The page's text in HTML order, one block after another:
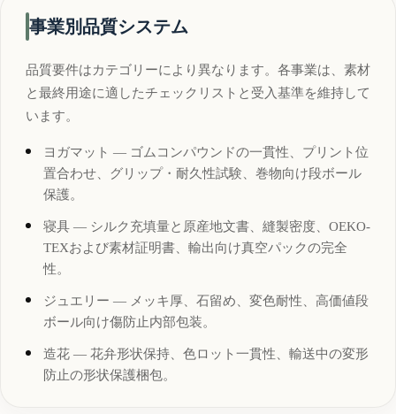
事業別品質システム
品質要件はカテゴリーにより異なります。各事業は、素材
と最終用途に適したチェックリストと受入基準を維持して
います。
ヨガマット — ゴムコンパウンドの一貫性、プリント位
置合わせ、グリップ・耐久性試験、巻物向け段ボール
保護。
寝具 — シルク充填量と原産地文書、縫製密度、OEKO-
TEXおよび素材証明書、輸出向け真空パックの完全
性。
ジュエリー — メッキ厚、石留め、変色耐性、高価値段
ボール向け傷防止内部包装。
造花 — 花弁形状保持、色ロット一貫性、輸送中の変形
防止の形状保護梱包。